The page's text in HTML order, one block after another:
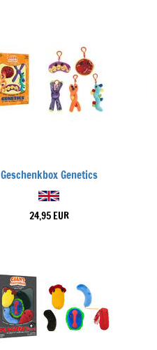
Geschenkbox Genetics
24,95 EUR